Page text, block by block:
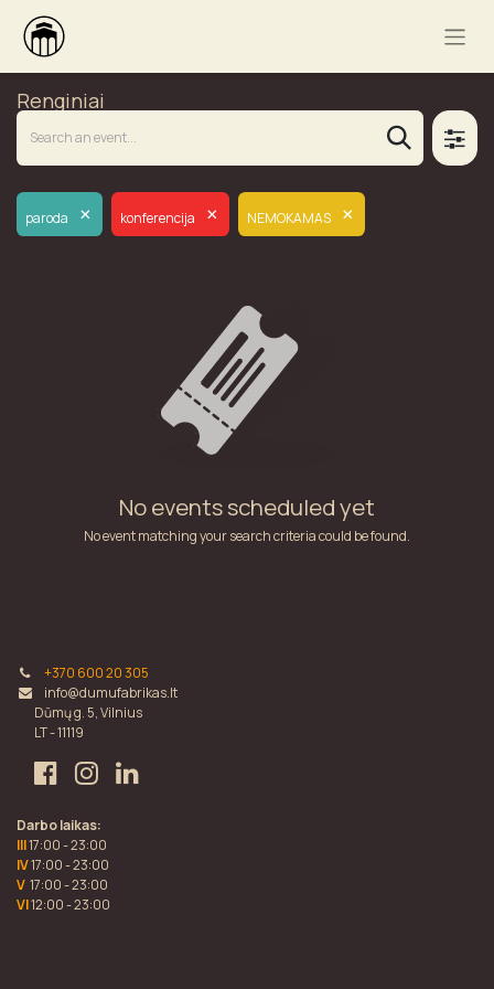
Renginiai
paroda × konferencija × NEMOKAMAS ×
No events scheduled yet
No event matching your search criteria could be found.
+370 600 20 305
info@dumufabrikas.lt
Dūmų g. 5, Vilnius
LT - 11119
Darbo laikas:
III17:00 - 23:00
IV17:00 - 23:00
V 17:00 - 23:00
VI12:00 - 23:00